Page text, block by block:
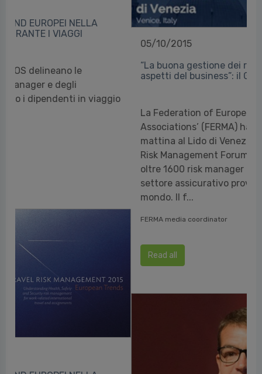
“La buona gestione dei rischi influenza tutti gli
aspetti del business”: il Group CEO di Generali
La Federation of European Risk Management
Associations’ (FERMA) ha inaugurato questa
mattina al Lido di Venezia l’edizione 2015 del
Risk Management Forum, con un pubblico di
oltre 1600 risk manager e professionisti del
settore assicurativo provenienti da tutto il
Read all